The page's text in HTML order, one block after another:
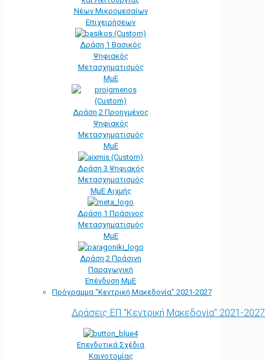
Νέων Μικρομεσαίων
Επιχειρήσεων
Δράση 1 Βασικός
Ψηφιακός
Μετασχηματισμός
ΜμΕ
Δράση 2 Προηγμένος
Ψηφιακός
Μετασχηματισμός
ΜμΕ
Δράση 3 Ψηφιακός
Μετασχηματισμός
ΜμΕ Αιχμής
Δράση 1 Πράσινος
Μετασχηματισμός
ΜμΕ
Δράση 2 Πράσινη
Παραγωγική
Επένδυση ΜμΕ
Πρόγραμμα “Κεντρική Μακεδονία” 2021-2027
Δράσεις ΕΠ "Κεντρική Μακεδονία" 2021-2027
Επενδυτικά Σχέδια
Καινοτομίας